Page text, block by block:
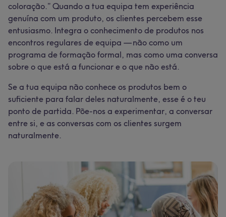
coloração.” Quando a tua equipa tem experiência
genuína com um produto, os clientes percebem esse
entusiasmo. Integra o conhecimento de produtos nos
encontros regulares de equipa — não como um
programa de formação formal, mas como uma conversa
sobre o que está a funcionar e o que não está.
Se a tua equipa não conhece os produtos bem o
suficiente para falar deles naturalmente, esse é o teu
ponto de partida. Põe-nos a experimentar, a conversar
entre si, e as conversas com os clientes surgem
naturalmente.